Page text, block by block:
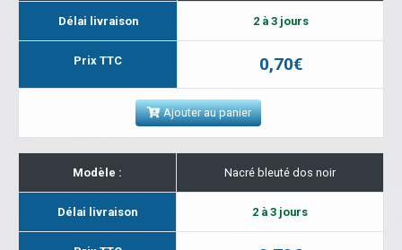
Délai livraison 2 à 3 jours
Prix TTC 0,70€
Ajouter au panier
Modèle : Nacré bleuté dos noir
Délai livraison 2 à 3 jours